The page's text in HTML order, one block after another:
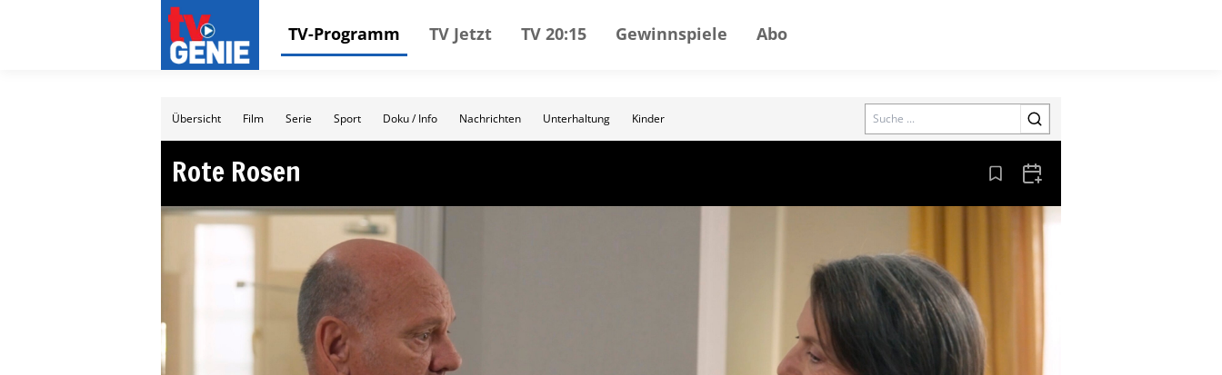
TV-Programm TV Jetzt TV 20:15 Gewinnspiele Abo
Übersicht Film Serie Sport Doku / Info Nachrichten Unterhaltung Kinder Search
Rote Rosen Aus den Lesezeichen entfernen
Zum Kalender hinzufügen